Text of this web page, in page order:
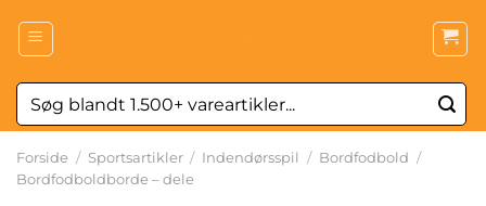
Søg
efter:
Forside / Sportsartikler / Indendørsspil / Bordfodbold /
Bordfodboldborde – dele